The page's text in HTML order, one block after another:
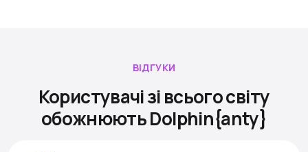
ВІДГУКИ
Користувачі зі всього світу
обожнюють Dolphin{anty}